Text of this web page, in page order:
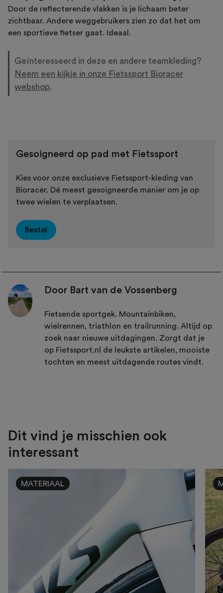
Door de reflecterende vlakken is je lichaam beter
zichtbaar. Andere weggebruikers zien zo dat het om
een sportieve fietser gaat. Ideaal.
Geïnteresseerd in deze en andere teamkleding?
Neem een kijkje in onze Fietssport Bioracer
webshop.
Gesoigneerd op pad met Fietssport
Kies voor onze exclusieve Fietssport-kleding van
Bioracer. Dé meest gesoigneerde manier om je op
twee wielen te verplaatsen.
Bestel
Door Bart van de Vossenberg
Fietsende sportgek. Mountainbiken,
wielrennen, triathlon en trailrunning. Altijd op
zoek naar nieuwe uitdagingen. Zorgt dat je
op Fietssport.nl de leukste artikelen, mooiste
tochten en meest uitdagende routes vindt.
Dit vind je misschien ook
interessant
MATERIAAL